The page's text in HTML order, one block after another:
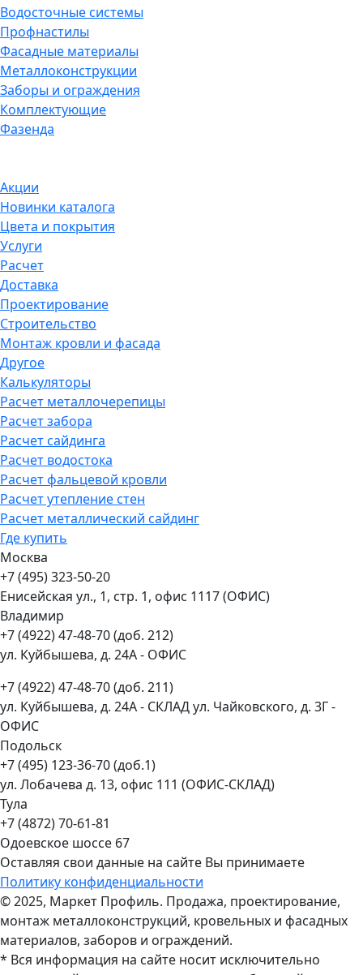
Водосточные системы
Профнастилы
Фасадные материалы
Металлоконструкции
Заборы и ограждения
Комплектующие
Фазенда
Акции
Новинки каталога
Цвета и покрытия
Услуги
Расчет
Доставка
Проектирование
Строительство
Монтаж кровли и фасада
Другое
Калькуляторы
Расчет металлочерепицы
Расчет забора
Расчет сайдинга
Расчет водостока
Расчет фальцевой кровли
Расчет утепление стен
Расчет металлический сайдинг
Где купить
Москва
+7 (495) 323-50-20
Енисейская ул., 1, стр. 1, офис 1117 (ОФИС)
Владимир
+7 (4922) 47-48-70 (доб. 212)
ул. Куйбышева, д. 24А - ОФИС
+7 (4922) 47-48-70 (доб. 211)
ул. Куйбышева, д. 24А - СКЛАД ул. Чайковского, д. 3Г -
ОФИС
Подольск
+7 (495) 123-36-70 (доб.1)
ул. Лобачева д. 13, офис 111 (ОФИС-СКЛАД)
Тула
+7 (4872) 70-61-81
Одоевское шоссе 67
Оставляя свои данные на сайте Вы принимаете
Политику конфиденциальности
© 2025, Маркет Профиль. Продажа, проектирование,
монтаж металлоконструкций, кровельных и фасадных
материалов, заборов и ограждений.
* Вся информация на сайте носит исключительно